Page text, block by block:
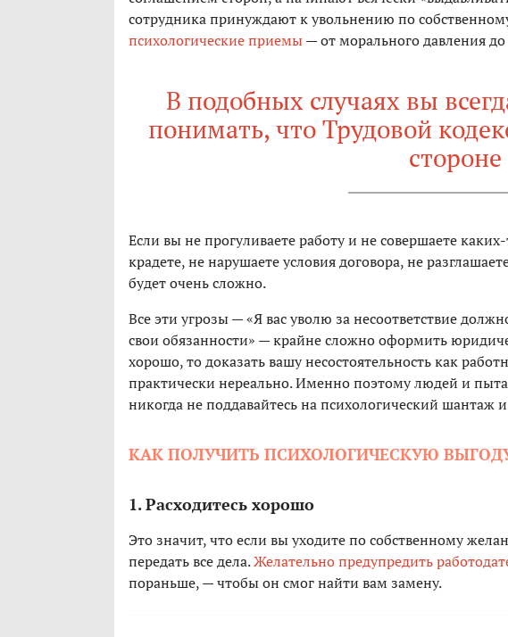
сотрудника принуждают к увольнению по
психологические приемы— от морального давления
В подобных случаях вы
понимать, что Трудовой
стороне
Если вы не прогуливаете работу и не совершаете
крадете, не нарушаете условия договора, не
будет очень сложно.
Все эти угрозы — «Я вас уволю за несоответствие
свои обязанности» — крайне сложно оформить
хорошо, то доказать вашу несостоятельность как
практически нереально. Именно поэтому людей и
никогда не поддавайтесь на психологический шантаж
КАК ПОЛУЧИТЬ ПСИХОЛОГИЧЕСКУЮ
1. Расходитесь хорошо
Это значит, что если вы уходите по собственному
передать все дела.Желательно предупредить
пораньше, — чтобы он смог найти вам замену.